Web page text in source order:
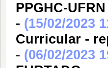
PPGHC-
- (15/02/2023
Curricular -
- (06/02/2023